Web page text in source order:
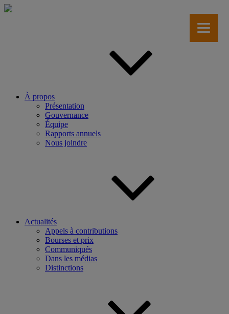
Aller
À propos
Présentation
Gouvernance
Équipe
Rapports annuels
Nous joindre
Actualités
Appels à contributions
Bourses et prix
Communiqués
Dans les médias
Distinctions